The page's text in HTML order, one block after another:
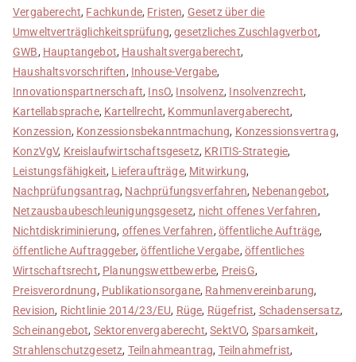
Vergaberecht, Fachkunde, Fristen, Gesetz über die
Umweltverträglichkeitsprüfung,gesetzliches Zuschlagverbot,
GWB, Hauptangebot, Haushaltsvergaberecht,
Haushaltsvorschriften, Inhouse-Vergabe,
Innovationspartnerschaft, InsO, Insolvenz, Insolvenzrecht,
Kartellabsprache, Kartellrecht, Kommunlavergaberecht,
Konzession, Konzessionsbekanntmachung, Konzessionsvertrag,
KonzVgV, Kreislaufwirtschaftsgesetz, KRITIS-Strategie,
Leistungsfähigkeit, Lieferaufträge, Mitwirkung,
Nachprüfungsantrag, Nachprüfungsverfahren, Nebenangebot,
Netzausbaubeschleunigungsgesetz, nicht offenes Verfahren,
Nichtdiskriminierung, offenes Verfahren, öffentliche Aufträge,
öffentliche Auftraggeber,öffentliche Vergabe,öffentliches
Wirtschaftsrecht, Planungswettbewerbe, PreisG,
Preisverordnung, Publikationsorgane, Rahmenvereinbarung,
Revision, Richtlinie 2014/23/EU, Rüge, Rügefrist, Schadensersatz,
Scheinangebot, Sektorenvergaberecht,SektVO, Sparsamkeit,
Strahlenschutzgesetz, Teilnahmeantrag, Teilnahmefrist,